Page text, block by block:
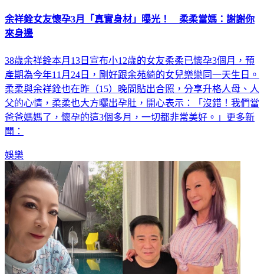
余祥銓女友懷孕3月「真實身材」曝光！ 柔柔當媽：謝謝你
來身邊
38歲余祥銓本月13日宣布小12歲的女友柔柔已懷孕3個月，預
產期為今年11月24日，剛好跟余苑綺的女兒樂樂同一天生日。
柔柔與余祥銓也在昨（15）晚間貼出合照，分享升格人母、人
父的心情，柔柔也大方曬出孕肚，開心表示：「沒錯！我們當
爸爸媽媽了，懷孕的這3個多月，一切都非常美好。」更多新
聞：
娛樂